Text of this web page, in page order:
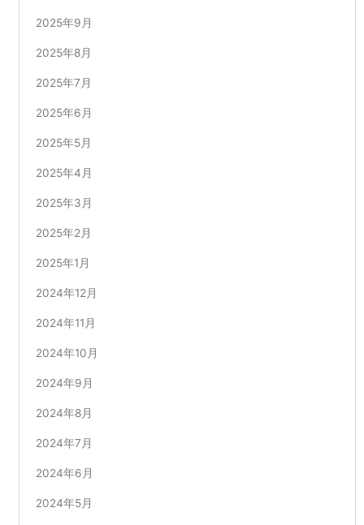
2025年9月
2025年8月
2025年7月
2025年6月
2025年5月
2025年4月
2025年3月
2025年2月
2025年1月
2024年12月
2024年11月
2024年10月
2024年9月
2024年8月
2024年7月
2024年6月
2024年5月